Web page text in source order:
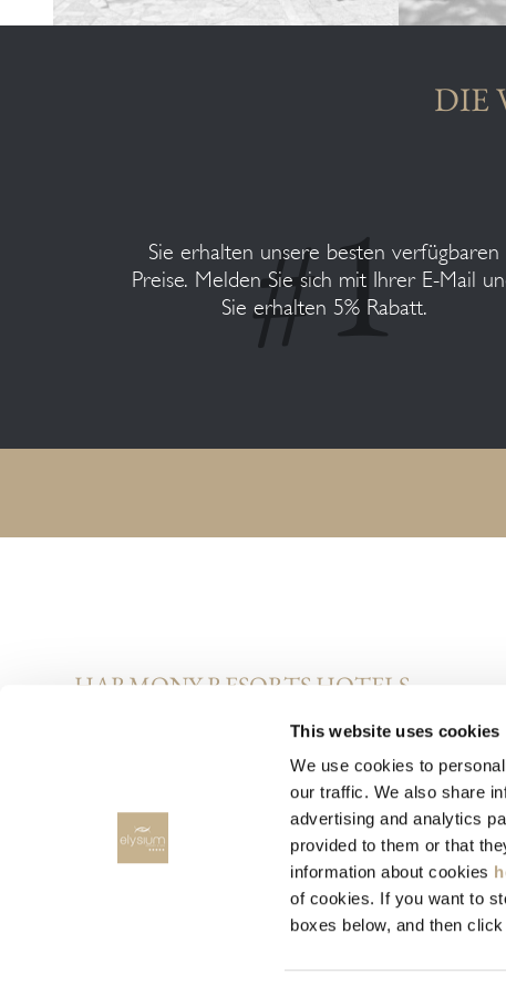
This website uses cookies
We use cookies to
our traffic. We also share
advertising and analytics
provided to them or that
information about cookies
of cookies. If you want to
boxes below, and then click
DIE
Sie erhalten unsere besten verfügbaren
Preise. Melden Sie sich mit Ihrer E-Mail
Sie erhalten 5% Rabatt.
HARMONY RESORTS HOTELS
RENT A CAR